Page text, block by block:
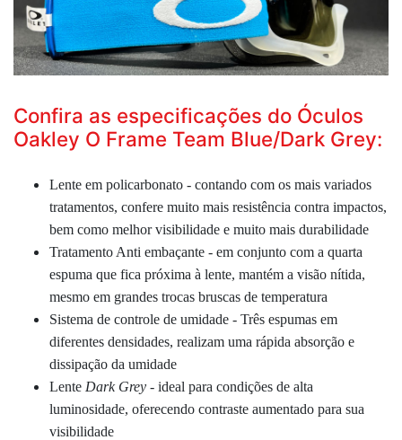
Confira as especificações do Óculos
Oakley O Frame Team Blue/Dark Grey:
Lente em policarbonato - contando com os mais variados
tratamentos, confere muito mais resistência contra impactos,
bem como melhor visibilidade e muito mais durabilidade
Tratamento Anti embaçante - em conjunto com a quarta
espuma que fica próxima à lente, mantém a visão nítida,
mesmo em grandes trocas bruscas de temperatura
Sistema de controle de umidade - Três espumas em
diferentes densidades, realizam uma rápida absorção e
dissipação da umidade
Lente Dark Grey - ideal para condições de alta
luminosidade, oferecendo contraste aumentado para sua
visibilidade